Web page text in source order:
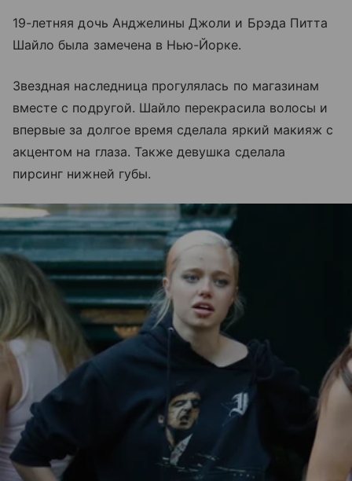
19-летняя дочь Анджелины Джоли и Брэда Питта
Шайло была замечена в Нью-Йорке.
Звездная наследница прогулялась по магазинам
вместе с подругой. Шайло перекрасила волосы и
впервые за долгое время сделала яркий макияж с
акцентом на глаза. Также девушка сделала
пирсинг нижней губы.